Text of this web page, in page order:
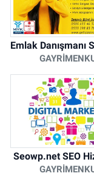
Seowp.net SEO